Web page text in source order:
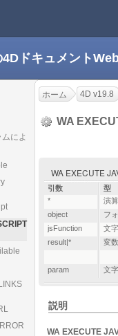
4Dドキュメント
によ
ホーム 4D v19.8
WA
WA EXECUTE
引数 型
*
演
object
フ
jsFunction
文字
result|*
変数
param
文字
説明
WA EXECUTE